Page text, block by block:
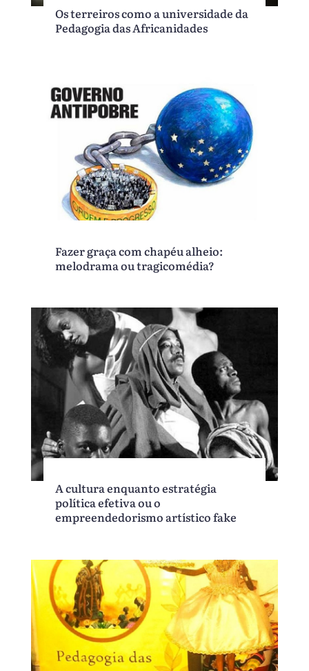
Os terreiros como a universidade da
Pedagogia das Africanidades
Fazer graça com chapéu alheio:
melodrama ou tragicomédia?
A cultura enquanto estratégia
política efetiva ou o
empreendedorismo artístico fake